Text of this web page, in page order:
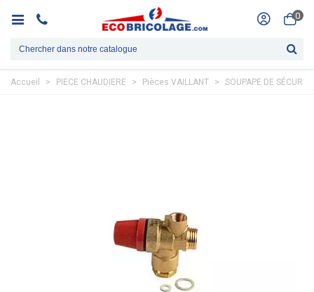
0
Accueil > PIECE CHAUDIERE > Pièces VAILLANT > SOUPAPE DE